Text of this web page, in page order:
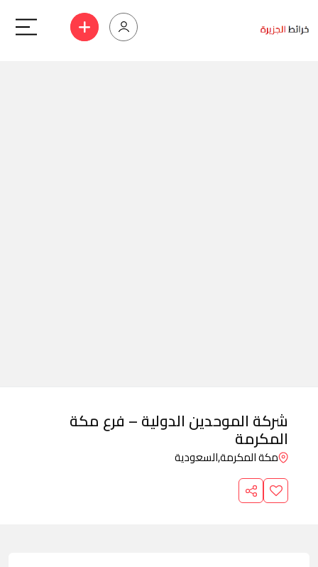
شركة الموحدين الدولية – فرع مكة
المكرمة
مكة المكرمة,السعودية